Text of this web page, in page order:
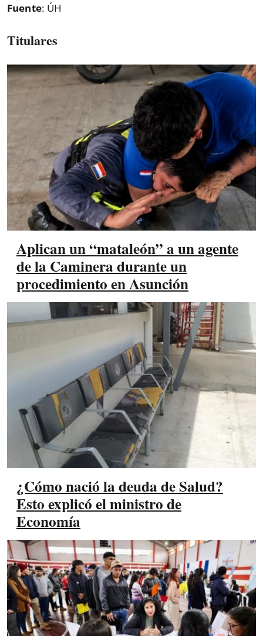
Fuente: ÚH
Titulares
Aplican un “mataleón” a un agente
de la Caminera durante un
procedimiento en Asunción
¿Cómo nació la deuda de Salud?
Esto explicó el ministro de
Economía